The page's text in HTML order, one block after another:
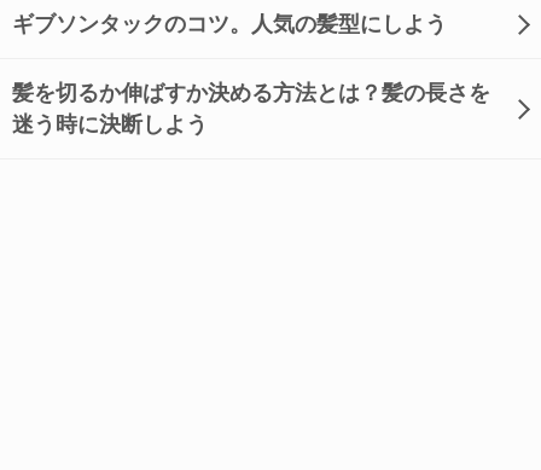
ギブソンタックのコツ。人気の髪型にしよう
髪を切るか伸ばすか決める方法とは？髪の長さを
迷う時に決断しよう